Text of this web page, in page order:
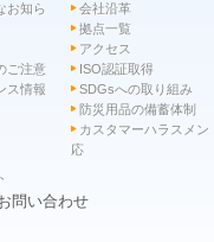
お知ら
ご注意
ス情報
会社沿革
拠点一覧
アクセス
ISO認証取得
SDGsへの取り組み
防災用品の備蓄体制
カスタマーハラスメン
応
問い合わせ